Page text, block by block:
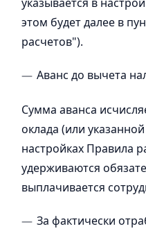
этом будет далее в
расчетов").
Аванс до вычета
Сумма аванса
оклада (или
настройках Правила
удерживаются
выплачивается
За фактически